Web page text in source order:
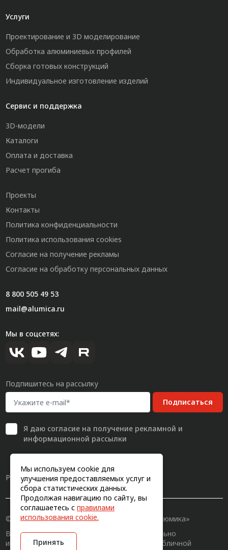
Мы используем cookie для
улучшения предоставляемых услуг и
сбора статистических данных.
Продолжая навигацию по сайту, вы
соглашаетесь с правилами
использования cookie.
Принять
Услуги
Проектирование и 3D моделирование
Обработка алюминиевых профилей
Сборка готовых конструкций
Индивидуальное изготовление изделий
Сервис и поддержка
3D-модели
Каталоги
Оплата и доставка
Расчет прогиба
Проекты
Контакты
Политика конфиденциальности
Политика использования cookies
Согласие на получение рекламы
Согласие на обработку персональных данных
8 800 505 49 53
mail@alumica.ru
Мы в соцсетях:
Подпишитесь на рассылку
Подписаться
Я даю согласиена получение рекламной и
информационной рассылки
Разработка сайта
© 2011-2026, Конструкционный профиль «Алюмика»
Вся информация на сайте имеет исключительно
информационный характер и не является публичной